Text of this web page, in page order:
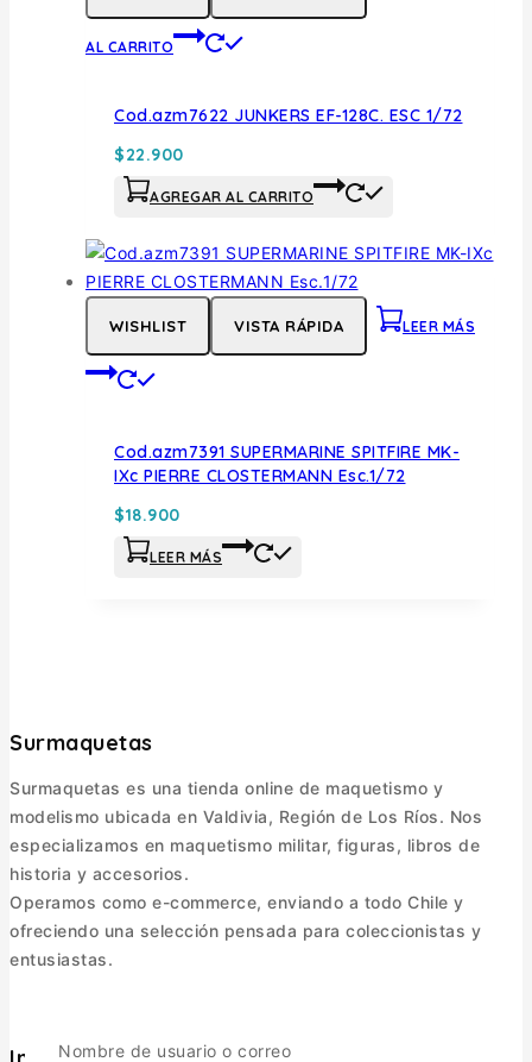
AL CARRITO
Cod.azm7622 JUNKERS EF-128C. ESC 1/72
$22.900
AGREGAR AL CARRITO
WISHLIST VISTA RÁPIDA LEER MÁS
Cod.azm7391 SUPERMARINE SPITFIRE MK-
IXc PIERRE CLOSTERMANN Esc.1/72
$18.900
LEER MÁS
Surmaquetas
Surmaquetas es una tienda online de maquetismo y
modelismo ubicada en Valdivia, Región de Los Ríos. Nos
especializamos en maquetismo militar, figuras, libros de
historia y accesorios.
Operamos como e-commerce, enviando a todo Chile y
ofreciendo una selección pensada para coleccionistas y
entusiastas.
Nombre de usuario o correo